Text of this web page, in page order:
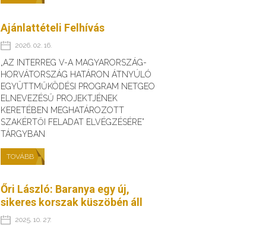
Ajánlattételi Felhívás
2026. 02. 16.
„AZ INTERREG V-A MAGYARORSZÁG-
HORVÁTORSZÁG HATÁRON ÁTNYÚLÓ
EGYÜTTMŰKÖDÉSI PROGRAM NETGEO
ELNEVEZÉSŰ PROJEKTJÉNEK
KERETÉBEN MEGHATÁROZOTT
SZAKÉRTŐI FELADAT ELVÉGZÉSÉRE”
TÁRGYBAN
TOVÁBB
Őri László: Baranya egy új,
sikeres korszak küszöbén áll
2025. 10. 27.